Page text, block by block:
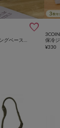

¥330